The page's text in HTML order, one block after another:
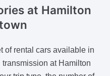
at Hamilton
of rental cars available in
at Hamilton